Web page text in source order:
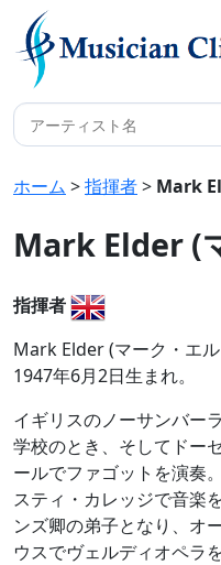
ホーム >指揮者> Mark
Mark Elder (
指揮者
Mark Elder (マーク・エル
1947年6月2日生まれ。
イギリスのノーサンバー
学校のとき、そしてドー
ールでファゴットを演奏
スティ・カレッジで音楽
ンズ卿の弟子となり、オ
ウスでヴェルディオペラ